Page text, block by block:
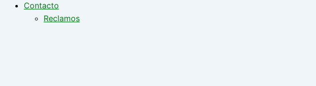
Contacto
Reclamos